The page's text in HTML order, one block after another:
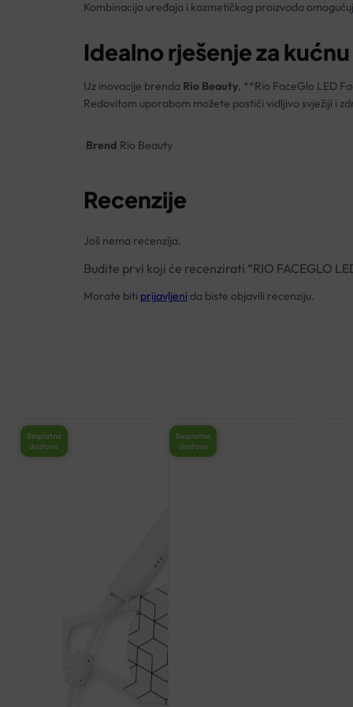
Kombinacija uređaja i kozmetičkog proizvoda
Idealno rješenje za
Uz inovacije brenda Rio Beauty, **Rio FaceGlo LED
Redovitom uporabom možete postići vidljivo svježiji i
Brend Rio Beauty
Recenzije
Još nema recenzija.
Budite prvi koji će recenzirati “RIO FACEGLO
Morate biti prijavljeni da biste objavili recenziju.
Besplatna
dostava
Besplatna
dostava